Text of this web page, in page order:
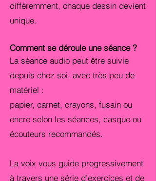
différemment, chaque dessin devient
unique.
Comment se déroule une séance ?
La séance audio peut être suivie
depuis chez soi, avec très peu de
matériel :
papier, carnet, crayons, fusain ou
encre selon les séances, casque ou
écouteurs recommandés.
La voix vous guide progressivement
à travers une série d’exercices et de